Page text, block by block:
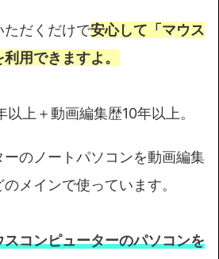
ただくだけで安心して「マウス
利用できますよ。
上＋動画編集歴10年以上。
のノートパソコンを動画編集
メインで使っています。
スコンピューターのパソコンを